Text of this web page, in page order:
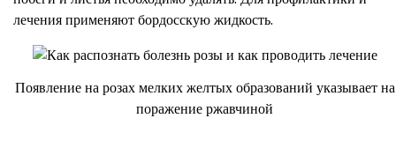
лечения применяют бордосскую жидкость.
Появление на розах мелких желтых образований указывает на
поражение ржавчиной